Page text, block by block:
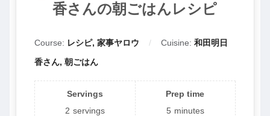
香さんの朝ごはんレシピ
Course: レシピ, 家事ヤロウ Cuisine: 和田明日
香さん, 朝ごはん
Servings
2 servings
Prep time
5 minutes